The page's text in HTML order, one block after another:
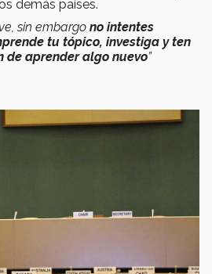
demás países.
sin embargo no intentes
tu tópico, investiga y ten
de aprender algo nuevo”